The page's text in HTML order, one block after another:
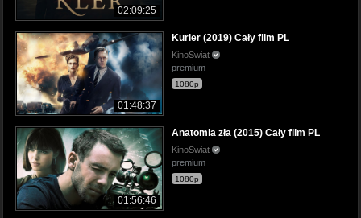
02:09:25
01:48:37
Kurier (2019) Cały film PL
KinoSwiat
premium
1080p
01:56:46
Anatomia zła (2015) Cały film PL
KinoSwiat
premium
1080p